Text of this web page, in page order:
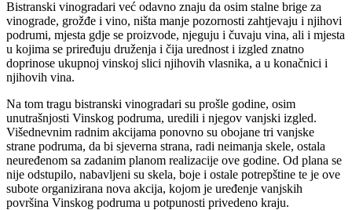
Bistranski vinogradari već odavno znaju da osim stalne brige za
vinograde, grožđe i vino, ništa manje pozornosti zahtjevaju i njihovi
podrumi, mjesta gdje se proizvode, njeguju i čuvaju vina, ali i mjesta
u kojima se priređuju druženja i čija urednost i izgled znatno
doprinose ukupnoj vinskoj slici njihovih vlasnika, a u konačnici i
njihovih vina.
Na tom tragu bistranski vinogradari su prošle godine, osim
unutrašnjosti Vinskog podruma, uredili i njegov vanjski izgled.
Višednevnim radnim akcijama ponovno su obojane tri vanjske
strane podruma, da bi sjeverna strana, radi neimanja skele, ostala
neuređenom sa zadanim planom realizacije ove godine. Od plana se
nije odstupilo, nabavljeni su skela, boje i ostale potrepštine te je ove
subote organizirana nova akcija, kojom je uređenje vanjskih
površina Vinskog podruma u potpunosti privedeno kraju.